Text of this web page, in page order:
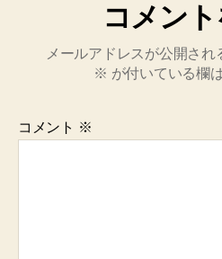
コメン
メールアドレスが公開され
※ が付いている欄
コメント ※